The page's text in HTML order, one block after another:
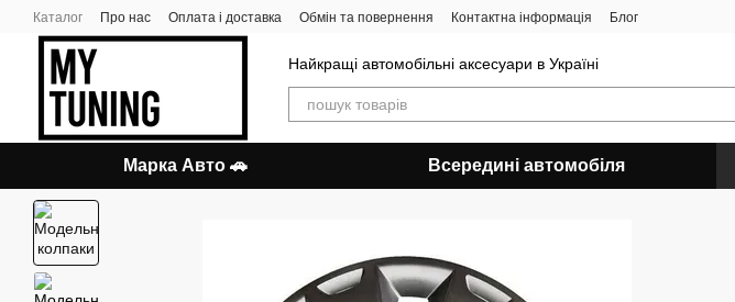
Перейти до основного контенту
Каталог Про нас Оплата і доставка Обмін та повернення Контактна інформація Блог
Найкращі автомобільні аксесуари в Україні
Марка Авто 🚗 Всередині автомобіля